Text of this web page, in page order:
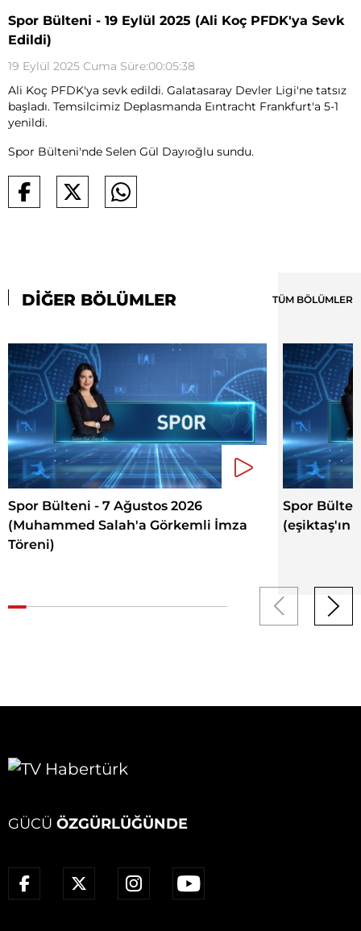
Spor Bülteni - 19 Eylül 2025 (Ali Koç PFDK'ya Sevk
Edildi)
19 Eylül 2025 Cuma Süre:00:05:38
Ali Koç PFDK'ya sevk edildi. Galatasaray Devler Ligi'ne tatsız
başladı. Temsilcimiz Deplasmanda Eıntracht Frankfurt'a 5-1
yenildi.
Spor Bülteni'nde Selen Gül Dayıoğlu sundu.
DİĞER BÖLÜMLER TÜM BÖLÜMLER
Spor Bülteni - 7 Ağustos 2026
(Muhammed Salah'a Görkemli İmza
Töreni)
Spor
(eşiktaş'ın
GÜCÜ ÖZGÜRLÜĞÜNDE